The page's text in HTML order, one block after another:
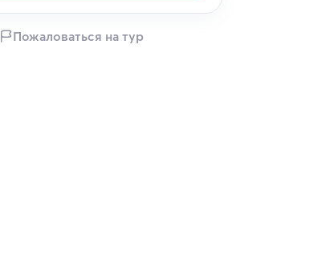
Пожаловаться на тур